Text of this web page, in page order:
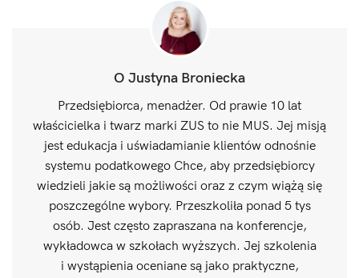
O Justyna Broniecka
Przedsiębiorca, menadżer. Od prawie 10 lat
właścicielka i twarz marki ZUS to nie MUS. Jej misją
jest edukacja i uświadamianie klientów odnośnie
systemu podatkowego Chce, aby przedsiębiorcy
wiedzieli jakie są możliwości oraz z czym wiążą się
poszczególne wybory. Przeszkoliła ponad 5 tys
osób. Jest często zapraszana na konferencje,
wykładowca w szkołach wyższych. Jej szkolenia
i wystąpienia oceniane są jako praktyczne,